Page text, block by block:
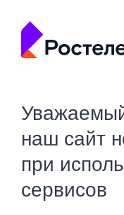
наш сайт
при
сервисов